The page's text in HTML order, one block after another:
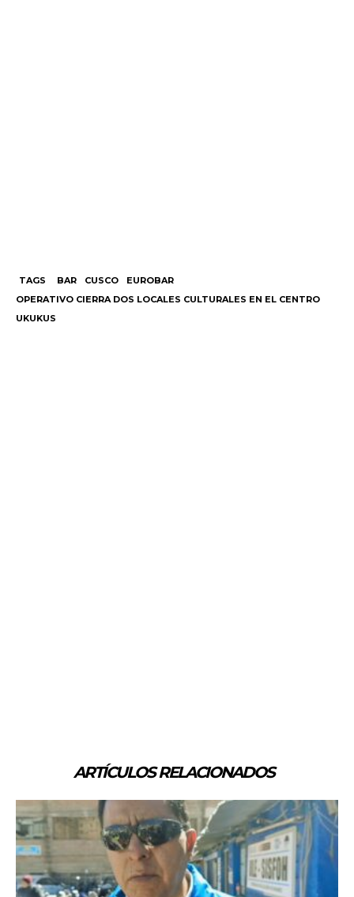
TAGS BAR CUSCO
EUROBAR
OPERATIVO CIERRA DOS LOCALES CULTURALES EN EL CENTRO
UKUKUS
ARTÍCULOS RELACIONADOS